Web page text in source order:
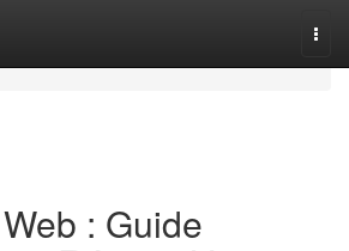
: Guide